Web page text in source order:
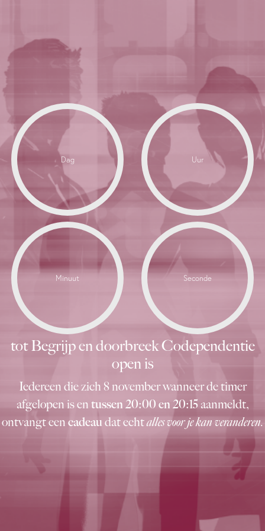
Dag Uur
Minuut Seconde
tot Begrijp en doorbreek Codependentie
open is
Iedereen die zich 8 november wanneer de timer
afgelopen is en tussen 20:00 en 20:15aanmeldt,
ontvangt een cadeau dat echtalles voor je kan veranderen.